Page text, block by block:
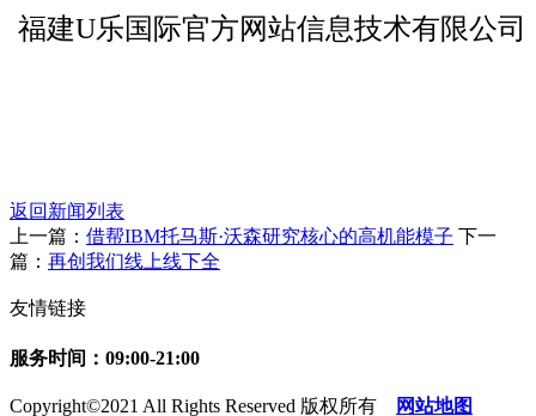
福建U乐国际官方网站信息技术有限公司
返回新闻列表
上一篇： 借帮IBM托马斯·沃森研究核心的高机能模子 下一
篇： 再创我们线上线下全
友情链接
服务时间：09:00-21:00
Copyright©2021 All Rights Reserved 版权所有 网站地图